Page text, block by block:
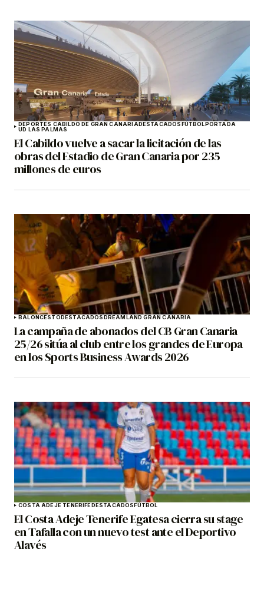
DEPORTES CABILDO DE GRAN CANARIADESTACADOSFÚTBOLPORTADA
UD LAS PALMAS
El Cabildo vuelve a sacar la licitación de las
obras del Estadio de Gran Canaria por 235
millones de euros
BALONCESTODESTACADOSDREAMLAND GRAN CANARIA
La campaña de abonados del CB Gran Canaria
25/26 sitúa al club entre los grandes de Europa
en los Sports Business Awards 2026
COSTA ADEJE TENERIFEDESTACADOSFÚTBOL
El Costa Adeje Tenerife Egatesa cierra su stage
en Tafalla con un nuevo test ante el Deportivo
Alavés